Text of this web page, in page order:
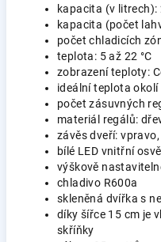
kapacita (v litrech):
kapacita (počet
počet chladicích
teplota: 5 až 22 °C
zobrazení teploty:
ideální teplota okolí
počet zásuvných
materiál regálů:
závěs dveří:
bílé LED vnitřní
výškově
chladivo R600a
skleněná dvířka s
díky šířce 15 cm je
skříňky